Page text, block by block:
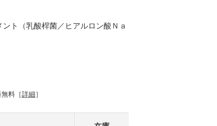
ト（乳酸桿菌／ヒアルロン酸Ｎａ
料［詳細 ］